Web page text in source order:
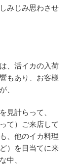
みじみ思わさせ
、活イカの入荷
もあり、お客様
、
見計らって、
て）ご来店して
、他のイカ料理
）を目当てに来
中、